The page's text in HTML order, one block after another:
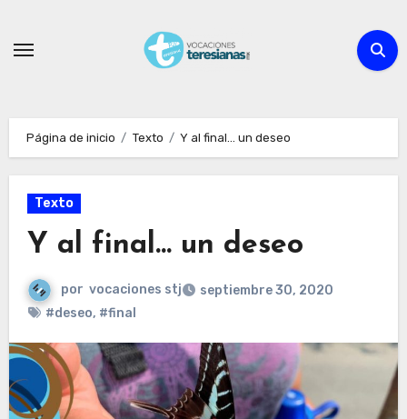
contenido
Página de inicio Texto Y al final… un deseo
Texto
Y al final… un deseo
por vocaciones stj
septiembre 30, 2020
#deseo, #final